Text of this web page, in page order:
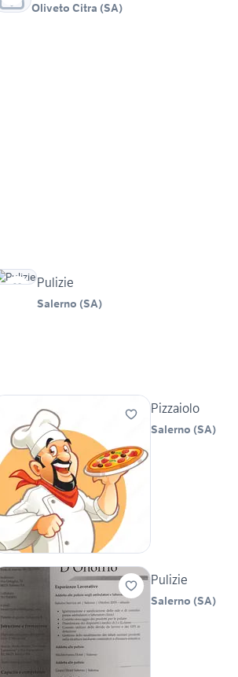
Oliveto Citra (SA)
Pulizie
Salerno (SA)
Pizzaiolo
Salerno (SA)
Pulizie
Salerno (SA)